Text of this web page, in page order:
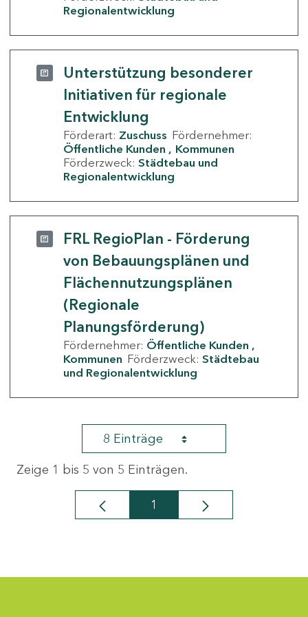
Regionalentwicklung
Unterstützung besonderer
Initiativen für regionale
Entwicklung
Förderart: Zuschuss Fördernehmer:
Öffentliche Kunden
Kommunen
Förderzweck: Städtebau und
Regionalentwicklung
FRL RegioPlan - Förderung
von Bebauungsplänen und
Flächennutzungsplänen
(Regionale
Planungsförderung)
Fördernehmer: Öffentliche Kunden
Kommunen Förderzweck: Städtebau
und Regionalentwicklung
8 Einträge
Zeige 1 bis 5 von 5 Einträgen.
Seite
1